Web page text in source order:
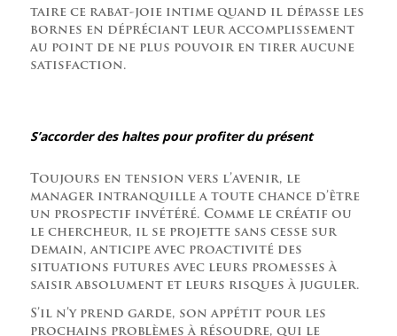
taire ce rabat-joie intime quand il dépasse les
bornes en dépréciant leur accomplissement
au point de ne plus pouvoir en tirer aucune
satisfaction.
S’accorder des haltes pour profiter du présent
Toujours en tension vers l’avenir, le
manager intranquille a toute chance d’être
un prospectif invétéré. Comme le créatif ou
le chercheur, il se projette sans cesse sur
demain, anticipe avec proactivité des
situations futures avec leurs promesses à
saisir absolument et leurs risques à juguler.
S’il n’y prend garde, son appétit pour les
prochains problèmes à résoudre, qui le